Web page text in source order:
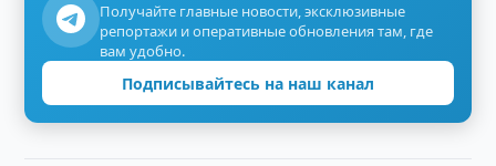
Получайте главные новости, эксклюзивные
репортажи и оперативные обновления там, где
вам удобно.
Подписывайтесь на наш канал